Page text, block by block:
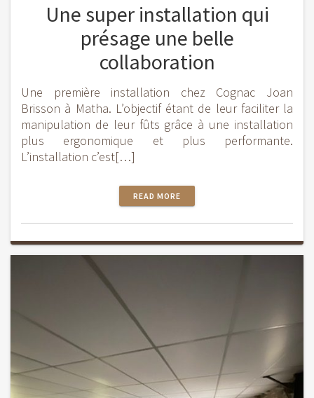
Une super installation qui
présage une belle
collaboration
Une première installation chez Cognac Joan
Brisson à Matha. L’objectif étant de leur faciliter la
manipulation de leur fûts grâce à une installation
plus ergonomique et plus performante.
L’installation c’est[…]
READ MORE